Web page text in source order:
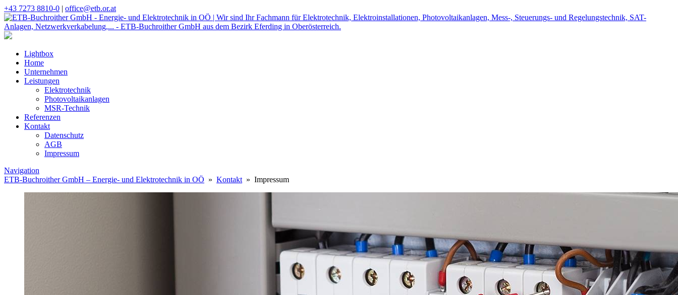
+43 7273 8810-0 | office@etb.or.at
Lightbox
Home
Unternehmen
Leistungen
Elektrotechnik
Photovoltaikanlagen
MSR-Technik
Referenzen
Kontakt
Datenschutz
AGB
Impressum
Navigation
ETB-Buchroither GmbH – Energie- und Elektrotechnik in OÖ » Kontakt » Impressum